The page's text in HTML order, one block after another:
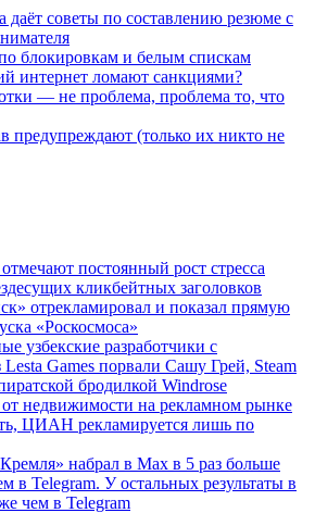
даёт советы по составлению резюме с
блокировкам и белым спискам
интернет ломают санкциями?
— не проблема, проблема то, что
(только их никто не
постоянный рост стресса
кликбейтных заголовков
отрекламировал и показал прямую
«Роскосмоса»
узбекские разработчики с
Games порвали Сашу Грей, Steam
бродилкой Windrose
от недвижимости на рекламном рынке
ЦИАН рекламируется лишь по
набрал в Max в 5 раз больше
в Telegram. У остальных результаты в
чем в Telegram